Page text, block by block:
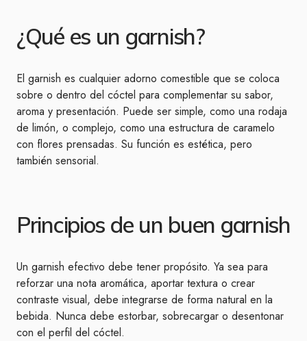
¿Qué es un garnish?
El garnish es cualquier adorno comestible que se coloca
sobre o dentro del cóctel para complementar su sabor,
aroma y presentación. Puede ser simple, como una rodaja
de limón, o complejo, como una estructura de caramelo
con flores prensadas. Su función es estética, pero
también sensorial.
Principios de un buen garnish
Un garnish efectivo debe tener propósito. Ya sea para
reforzar una nota aromática, aportar textura o crear
contraste visual, debe integrarse de forma natural en la
bebida. Nunca debe estorbar, sobrecargar o desentonar
con el perfil del cóctel.